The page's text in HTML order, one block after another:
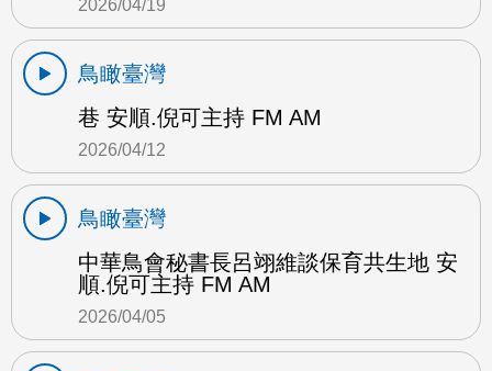
2026/04/19
鳥瞰臺灣
巷 安順.倪可主持 FM AM
2026/04/12
鳥瞰臺灣
中華鳥會秘書長呂翊維談保育共生地 安
順.倪可主持 FM AM
2026/04/05